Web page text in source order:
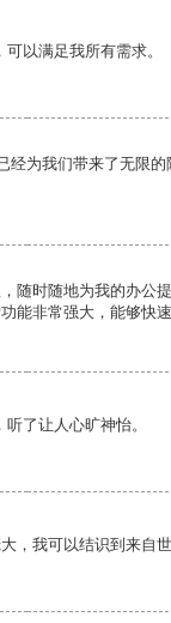
以满足我所有需求。
经为我们带来了无限
随时随地为我的办公
能非常强大，能够快
了让人心旷神怡。
，我可以结识到来自世